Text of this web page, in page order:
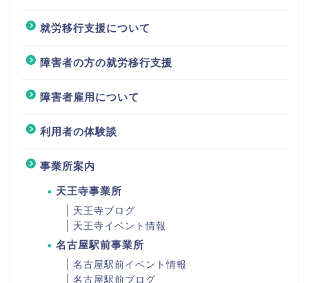
就労移行支援について
障害者の方の就労移行支援
障害者雇用について
利用者の体験談
事業所案内
天王寺事業所
天王寺ブログ
天王寺イベント情報
名古屋駅前事業所
名古屋駅前イベント情報
名古屋駅前ブログ